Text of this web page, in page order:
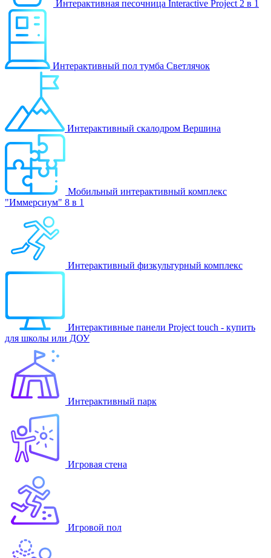
Интерактивная песочница Interactive Project 2 в 1
Интерактивный пол тумба Светлячок
Интерактивный скалодром Вершина
Мобильный интерактивный комплекс
"Иммерсиум" 8 в 1
Интерактивный физкультурный комплекс
Интерактивные панели Project touch - купить
для школы или ДОУ
Интерактивный парк
Игровая стена
Игровой пол